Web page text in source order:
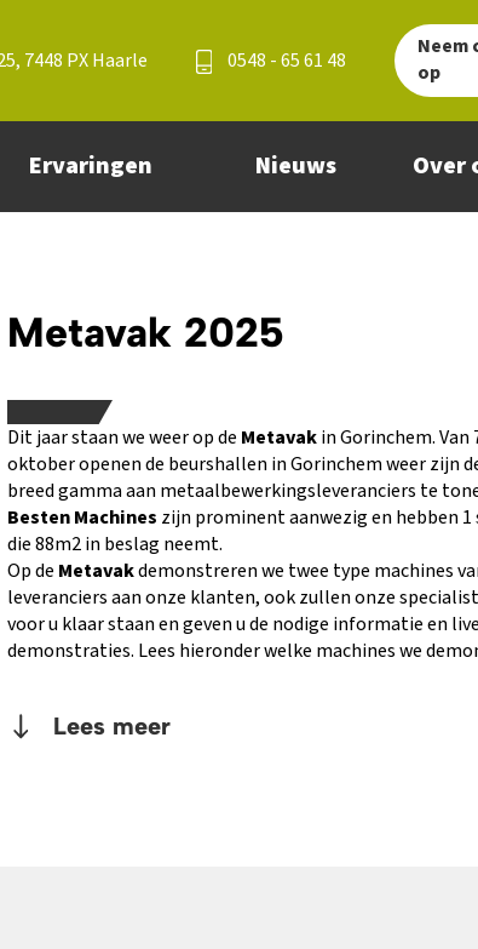
7448 PX Haarle 0548 - 65 61 48
Neem
op
Ervaringen Nieuws Over
Metavak 2025
Dit jaar staan we weer op de Metavakin Gorinchem.
oktober openen de beurshallen in Gorinchem weer zijn
breed gamma aan metaalbewerkingsleveranciers te
Besten Machines zijn prominent aanwezig en hebben
die 88m2 in beslag neemt.
Op de Metavakdemonstreren we twee type machines
leveranciers aan onze klanten, ook zullen onze
voor u klaar staan en geven u de nodige informatie en live
demonstraties. Lees hieronder welke machines we
Lees meer